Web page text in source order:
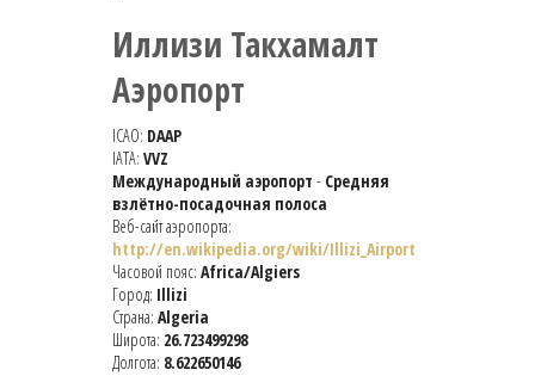
Иллизи Такхамалт
Аэропорт
ICAO: DAAP
IATA: VVZ
Международный аэропорт - Средняя
взлётно-посадочная полоса
Веб-сайт аэропорта:
http://en.wikipedia.org/wiki/Illizi_Airport
Часовой пояс: Africa/Algiers
Город: Illizi
Страна: Algeria
Широта: 26.723499298
Долгота: 8.622650146